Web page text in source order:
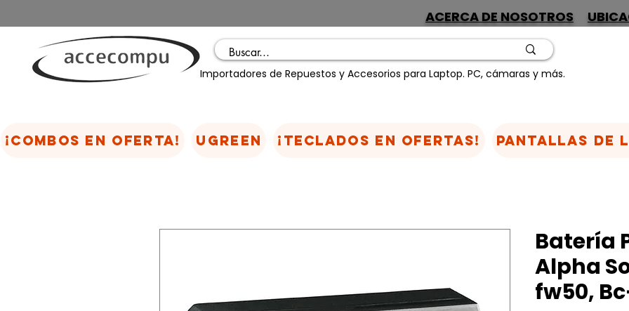
ACERCA DE NOSOTROS
Importadores de Repuestos y Accesorios para Laptop. PC, cámaras y más.
Batería
Alpha
fw50,
¡COMBOS EN OFERTA! UGREEN ¡TECLADOS EN OFERTAS! Pantallas de